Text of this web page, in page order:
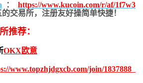
：https://www.kucoin.com/r/af/1f7w3
交易所，注册友好操简单快捷！
推荐：
OKX欧意
www.topzhjdgxcb.com/join/1837888